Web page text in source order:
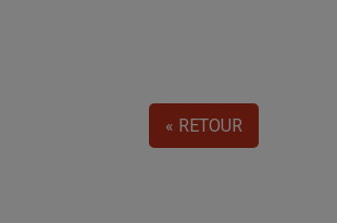
« RETOUR